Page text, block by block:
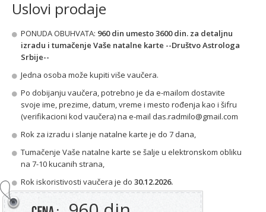
Uslovi prodaje
PONUDA OBUHVATA: 960 din umesto 3600 din. za detaljnu
izradu i tumačenje Vaše natalne karte --Društvo Astrologa
Srbije--
Jedna osoba može kupiti više vaučera.
Po dobijanju vaučera, potrebno je da e-mailom dostavite
svoje ime, prezime, datum, vreme i mesto rođenja kao i šifru
(verifikacioni kod vaučera) na e-mail das.radmilo@gmail.com
Rok za izradu i slanje natalne karte je do 7 dana,
Tumačenje Vaše natalne karte se šalje u elektronskom obliku
na 7-10 kucanih strana,
Rok iskoristivosti vaučera je do 30.12.2026.